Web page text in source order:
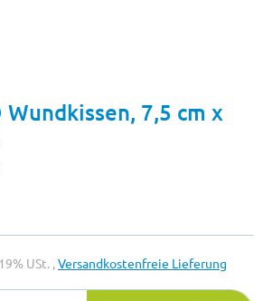
7,5 cm x
USt. ,Versandkostenfreie Lieferung